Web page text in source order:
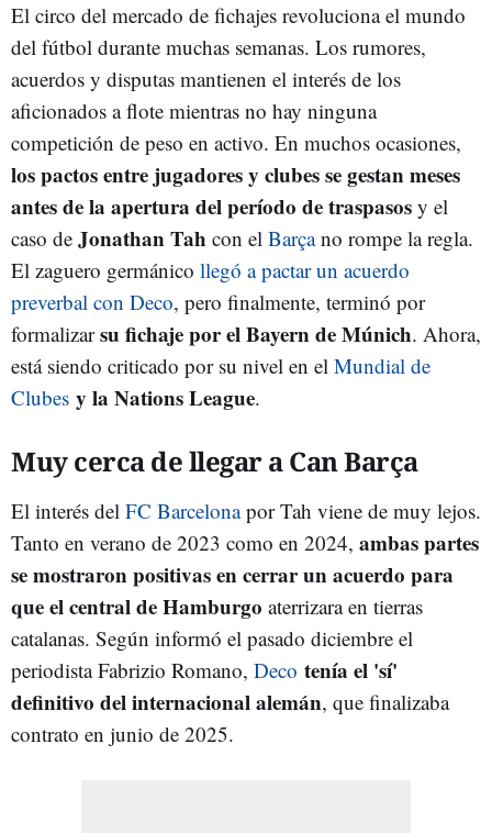
El circo del mercado de fichajes revoluciona el mundo
del fútbol durante muchas semanas. Los rumores,
acuerdos y disputas mantienen el interés de los
aficionados a flote mientras no hay ninguna
competición de peso en activo. En muchos ocasiones,
los pactos entre jugadores y clubes se gestan meses
antes de la apertura del período de traspasos y el
caso de Jonathan Tah con el Barçano rompe la regla.
El zaguero germánico llegó a pactar un acuerdo
preverbal con Deco, pero finalmente, terminó por
formalizarsu fichaje por el Bayern de Múnich. Ahora,
está siendo criticado por su nivel en el Mundial de
Clubes y la Nations League.
Muy cerca de llegar a Can Barça
El interés del FC Barcelonapor Tah viene de muy lejos.
Tanto en verano de 2023 como en 2024, ambas partes
se mostraron positivas en cerrar un acuerdo para
que el central de Hamburgo aterrizara en tierras
catalanas. Según informó el pasado diciembre el
periodista Fabrizio Romano, Deco tenía el 'sí'
definitivo del internacional alemán, que finalizaba
contrato en junio de 2025.